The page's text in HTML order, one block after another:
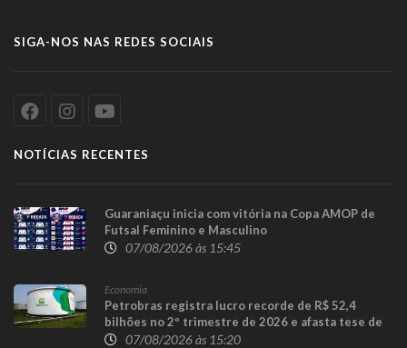
SIGA-NOS NAS REDES SOCIAIS
NOTÍCIAS RECENTES
Guaraniaçu inicia com vitória na Copa AMOP de
Futsal Feminino e Masculino
07/08/2026 às 15:45
Economia
Petrobras registra lucro recorde de R$ 52,4
bilhões no 2º trimestre de 2026 e afasta tese de
defasagem nos combustíveis
07/08/2026 às 15:20